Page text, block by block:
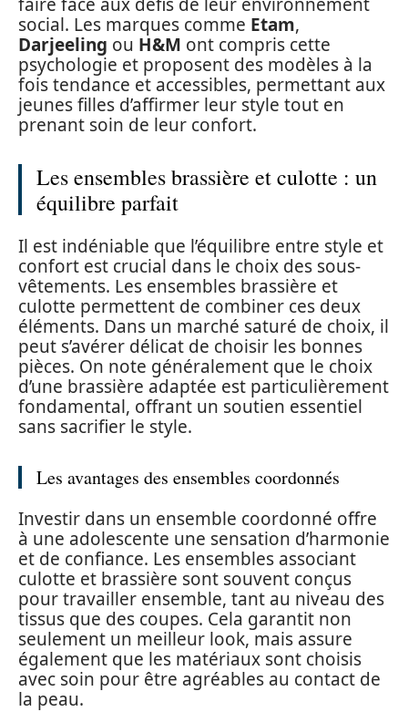
social. Les marques comme Etam,
Darjeeling ou H&M ont compris cette
psychologie et proposent des modèles à la
fois tendance et accessibles, permettant aux
jeunes filles d’affirmer leur style tout en
prenant soin de leur confort.
Les ensembles brassière et culotte : un
équilibre parfait
Il est indéniable que l’équilibre entre style et
confort est crucial dans le choix des sous-
vêtements. Les ensembles brassière et
culotte permettent de combiner ces deux
éléments. Dans un marché saturé de choix, il
peut s’avérer délicat de choisir les bonnes
pièces. On note généralement que le choix
d’une brassière adaptée est particulièrement
fondamental, offrant un soutien essentiel
sans sacrifier le style.
Les avantages des ensembles coordonnés
Investir dans un ensemble coordonné offre
à une adolescente une sensation d’harmonie
et de confiance. Les ensembles associant
culotte et brassière sont souvent conçus
pour travailler ensemble, tant au niveau des
tissus que des coupes. Cela garantit non
seulement un meilleur look, mais assure
également que les matériaux sont choisis
avec soin pour être agréables au contact de
la peau.